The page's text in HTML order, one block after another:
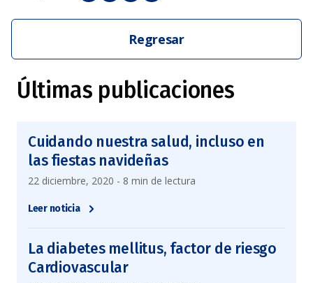
Regresar
Últimas publicaciones
Cuidando nuestra salud, incluso en
las fiestas navideñas
22 diciembre, 2020 - 8 min de lectura
Leer noticia
La diabetes mellitus, factor de riesgo
Cardiovascular